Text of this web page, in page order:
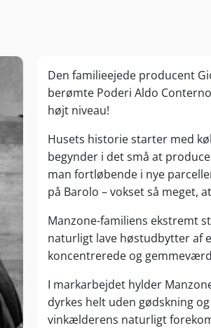
Den familieejede producent
berømte Poderi Aldo
højt niveau!
Husets historie starter med
begynder i det små at
man fortløbende i nye
på Barolo – vokset så meget,
Manzone-familiens ekstremt
naturligt lave høstudbytter af
koncentrerede og
I markarbejdet hylder
dyrkes helt uden gødskning
vinkælderens naturligt